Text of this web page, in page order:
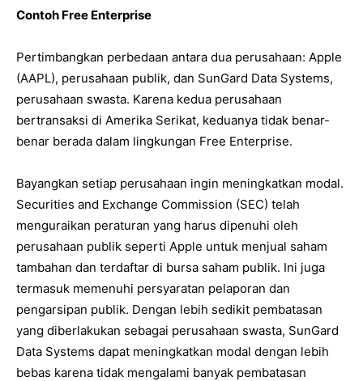
Contoh Free Enterprise
Pertimbangkan perbedaan antara dua perusahaan: Apple
(AAPL), perusahaan publik, dan SunGard Data Systems,
perusahaan swasta. Karena kedua perusahaan
bertransaksi di Amerika Serikat, keduanya tidak benar-
benar berada dalam lingkungan Free Enterprise.
Bayangkan setiap perusahaan ingin meningkatkan modal.
Securities and Exchange Commission (SEC) telah
menguraikan peraturan yang harus dipenuhi oleh
perusahaan publik seperti Apple untuk menjual saham
tambahan dan terdaftar di bursa saham publik. Ini juga
termasuk memenuhi persyaratan pelaporan dan
pengarsipan publik. Dengan lebih sedikit pembatasan
yang diberlakukan sebagai perusahaan swasta, SunGard
Data Systems dapat meningkatkan modal dengan lebih
bebas karena tidak mengalami banyak pembatasan